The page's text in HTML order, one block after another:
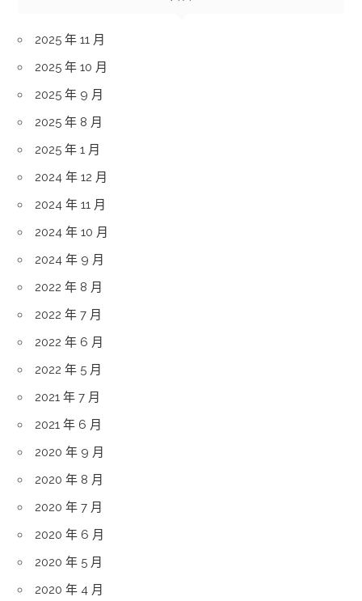
2025 年 11 月
2025 年 10 月
2025 年 9 月
2025 年 8 月
2025 年 1 月
2024 年 12 月
2024 年 11 月
2024 年 10 月
2024 年 9 月
2022 年 8 月
2022 年 7 月
2022 年 6 月
2022 年 5 月
2021 年 7 月
2021 年 6 月
2020 年 9 月
2020 年 8 月
2020 年 7 月
2020 年 6 月
2020 年 5 月
2020 年 4 月